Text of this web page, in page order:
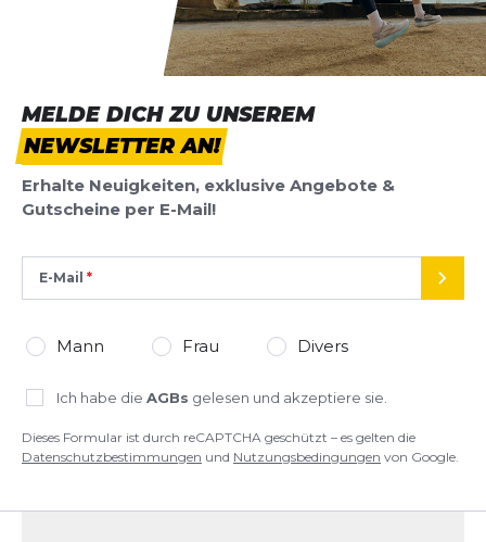
MELDE DICH ZU UNSEREM
NEWSLETTER AN!
Erhalte Neuigkeiten, exklusive Angebote &
Gutscheine per E-Mail!
E-Mail
Mann Frau Divers
Ich habe die AGBs gelesen und akzeptiere sie.
Dieses Formular ist durch reCAPTCHA geschützt – es gelten die
Datenschutzbestimmungen und Nutzungsbedingungen von Google.